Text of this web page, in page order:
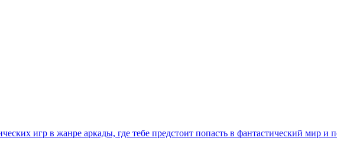
игр в жанре аркады, где тебе предстоит попасть в фантастический мир и